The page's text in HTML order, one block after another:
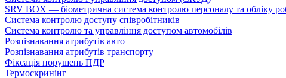
SRV BOX — біометрична система контролю персоналу та обліку
Система контролю доступу співробітників
Система контролю та управління доступом автомобілів
Розпізнавання атрибутів авто
Розпізнавання атрибутів транспорту
Фіксація порушень ПДР
Термоскринінг